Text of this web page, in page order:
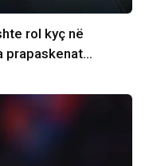
rol kyç në
prapaskenat…